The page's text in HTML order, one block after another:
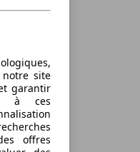
site
garantir
à ces
offres